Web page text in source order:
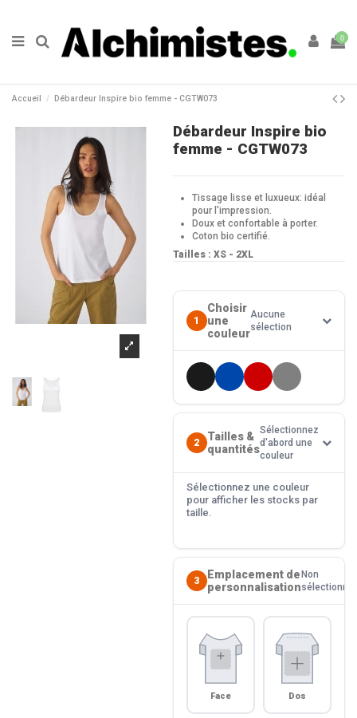
0
Accueil Débardeur Inspire bio femme - CGTW073
Débardeur Inspire bio
femme - CGTW073
Tissage lisse et luxueux: idéal
pour l'impression.
Doux et confortable à porter.
Coton bio certifié.
Tailles : XS - 2XL
1
Choisir
une
couleur
Aucune
sélection
2
Tailles &
quantités
Sélectionnez
d'abord une
couleur
Sélectionnez une couleur
pour afficher les stocks par
taille.
3
Emplacement de
personnalisation
Non
sélectionné
Face Dos